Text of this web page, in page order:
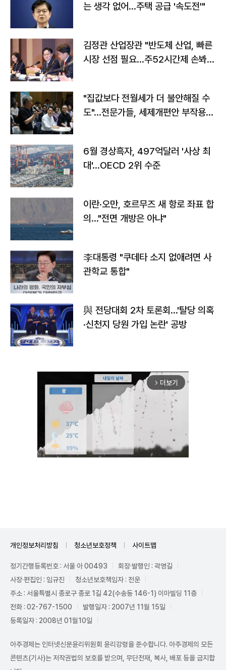
는 생각 없어…주택 공급 '속도전'"
김정관 산업장관 "반도체 산업, 빠른
시장 선점 필요…주52시간제 손봐
"집값보다 전월세가 더 불안해질 수
도"…전문가들, 세제개편안 부작용
6월 경상흑자, 497억달러 '사상 최
대'…OECD 2위 수준
이란·오만, 호르무즈 새 항로 좌표 합
의…"전면 개방은 아냐"
李대통령 "쿠데타 소지 없애려면 사
관학교 통합"
與 전당대회 2차 토론회…'탈당 의혹
·신천지 당원 가입 논란' 공방
arrow_forward_ios 더보기
개인정보처리방침 청소년보호정책 사이트맵
정기간행등록번호 : 서울 아 00493
회장·발행인 : 곽영길
사장·편집인 : 임규진
청소년보호책임자 : 전운
주소 : 서울특별시 종로구 종로 1길 42(수송동 146-1) 이마빌딩 11층
전화 : 02-767-1500
발행일자 : 2007년 11월 15일
등록일자 : 2008년 01월10일
아주경제는 인터넷신문윤리위원회 윤리강령을 준수합니다. 아주경제의 모든
콘텐츠(기사)는 저작권법의 보호를 받으며, 무단전재, 복사, 배포 등을 금지합